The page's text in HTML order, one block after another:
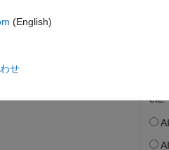
アクティビティをフォロー
(English)
せ